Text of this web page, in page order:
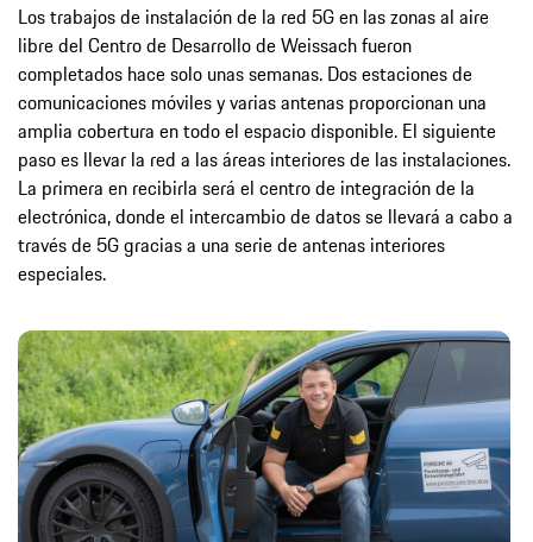
Los trabajos de instalación de la red 5G en las zonas al aire
libre del Centro de Desarrollo de Weissach fueron
completados hace solo unas semanas. Dos estaciones de
comunicaciones móviles y varias antenas proporcionan una
amplia cobertura en todo el espacio disponible. El siguiente
paso es llevar la red a las áreas interiores de las instalaciones.
La primera en recibirla será el centro de integración de la
electrónica, donde el intercambio de datos se llevará a cabo a
través de 5G gracias a una serie de antenas interiores
especiales.